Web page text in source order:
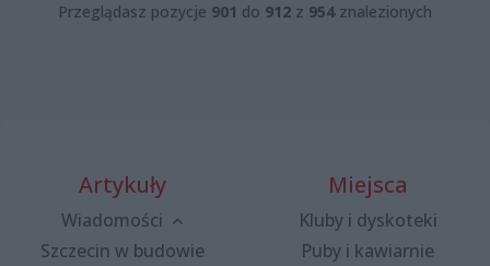
Przeglądasz pozycje 901 do 912 z 954znalezionych
Artykuły
Wiadomości
Szczecin w budowie
Miejsca
Kluby i dyskoteki
Puby i kawiarnie